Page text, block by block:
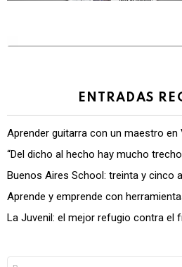
ENTRADAS
Aprender guitarra con un maestro en
“Del dicho al hecho hay mucho
Buenos Aires School: treinta y cinco
Aprende y emprende con
La Juvenil: el mejor refugio contra el